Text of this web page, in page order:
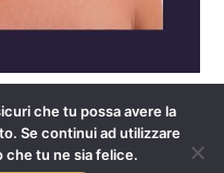
YORKSHIRE
che tu possa avere la
Se continui ad utilizzare
che tu ne sia felice.